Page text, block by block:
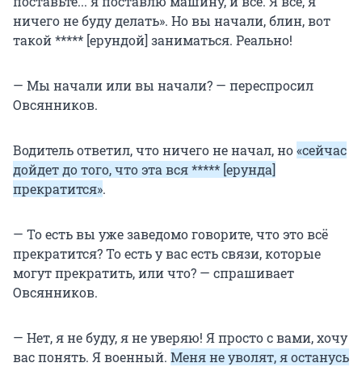
ничего не буду делать». Но вы начали, блин, вот
такой ***** [ерундой] заниматься. Реально!
— Мы начали или вы начали? — переспросил
Овсянников.
Водитель ответил, что ничего не начал, но«сейчас
дойдет до того, что эта вся ***** [ерунда]
прекратится».
— То есть вы уже заведомо говорите, что это всё
прекратится? То есть у вас есть связи, которые
могут прекратить, или что? — спрашивает
Овсянников.
— Нет, я не буду, я не уверяю! Я просто с вами, хочу
вас понять. Я военный. Меня не уволят, я останусь